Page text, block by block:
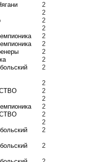
2
2
2
2
2
2
2
2
2
2
2
2
2
2
2
2
2